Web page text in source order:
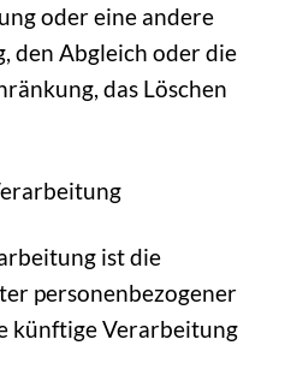
oder eine andere
den Abgleich oder die
das Löschen
ist die
personenbezogener
künftige Verarbeitung